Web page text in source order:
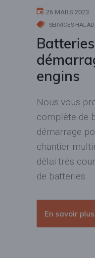
26 MARS 2023
SERVICES
engins
Nous vous
complète de
démarrage
chantier
délai très
de batteries.
En savoir plus